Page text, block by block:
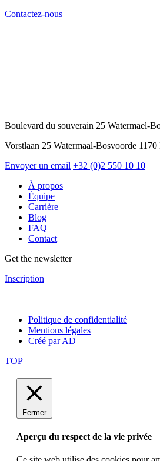
Contactez-nous
Boulevard du souverain 25 Watermael-
Vorstlaan 25 Watermaal-Bosvoorde 1170
Envoyer un email +32 (0)2 550 10 10
À propos
Équipe
Carrière
Blog
FAQ
Contact
Get the newsletter
Inscription
Politique de confidentialité
Mentions légales
Créé par AD
TOP
Fermer
Aperçu du respect de la vie privée